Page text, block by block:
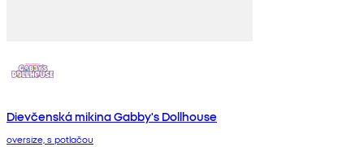
Dievčenská mikina Gabby's Dollhouse
oversize, s potlačou